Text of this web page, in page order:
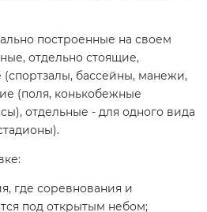
построенные на своем
отдельно стоящие,
бассейны, манежи,
(поля, конькобежные
отдельные - для одного вида
где соревнования и
под открытым небом;
020)
товаров
легкой